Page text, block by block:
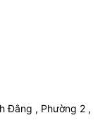
Đằng , Phường 2 ,